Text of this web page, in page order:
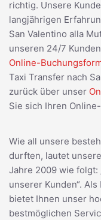
richtig. Unsere
langjährigen
San Valentino alla
unseren 24/7
Online-
Taxi Transfer nach
zurück über unser
Sie sich Ihren
Wie all unsere
durften, lautet
Jahre 2009 wie folgt:
unserer Kunden“.
bietet Ihnen unser
bestmöglichen